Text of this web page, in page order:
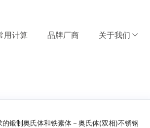
用计算 品牌厂商 关于我们
锻制奥氏体和铁素体－奥氏体(双相)不锈钢